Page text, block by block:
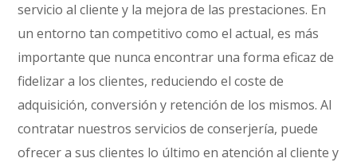
servicio al cliente y la mejora de las prestaciones. En
un entorno tan competitivo como el actual, es más
importante que nunca encontrar una forma eficaz de
fidelizar a los clientes, reduciendo el coste de
adquisición, conversión y retención de los mismos. Al
contratar nuestros servicios de conserjería, puede
ofrecer a sus clientes lo último en atención al cliente y